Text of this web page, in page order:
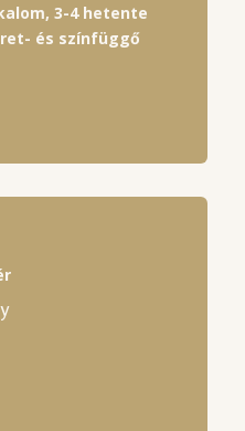
3-4 hetente
és színfüggő